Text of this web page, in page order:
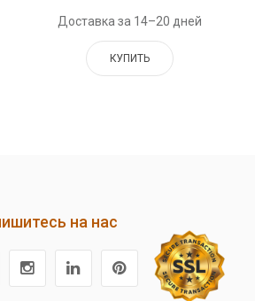
Доставка за 14–20 дней
КУПИТЬ
на нас